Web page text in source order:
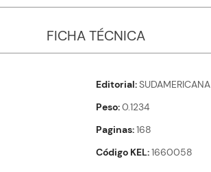
FICHA TÉCNICA
Editorial SUDAMERICANA
Peso 0.1234
Paginas 168
Código KEL 1660058